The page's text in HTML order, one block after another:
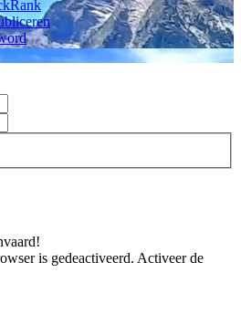
is gedeactiveerd. Activeer de